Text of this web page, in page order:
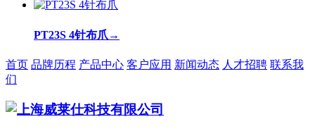
PT23S 4针布爪 →
首页 品牌历程 产品中心 客户应用 新闻动态 人才招聘 联系我
们